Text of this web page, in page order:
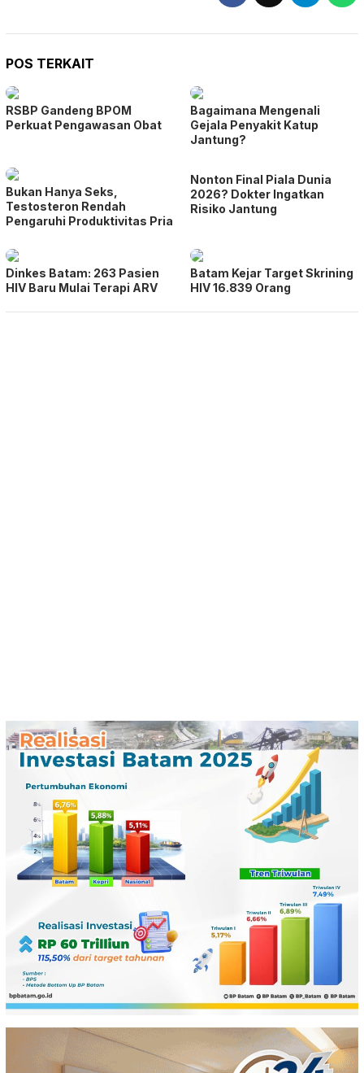
POS TERKAIT
RSBP Gandeng BPOM
Perkuat Pengawasan Obat
Bagaimana Mengenali
Gejala Penyakit Katup
Jantung?
Bukan Hanya Seks,
Testosteron Rendah
Pengaruhi Produktivitas Pria
Nonton Final Piala Dunia
2026? Dokter Ingatkan
Risiko Jantung
Dinkes Batam: 263 Pasien
HIV Baru Mulai Terapi ARV
Batam Kejar Target Skrining
HIV 16.839 Orang